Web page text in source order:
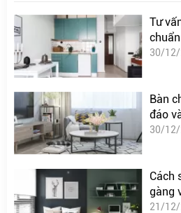
Tư
30/12/
Bàn
đáo
30/12/
Cách
gàng
21/12/